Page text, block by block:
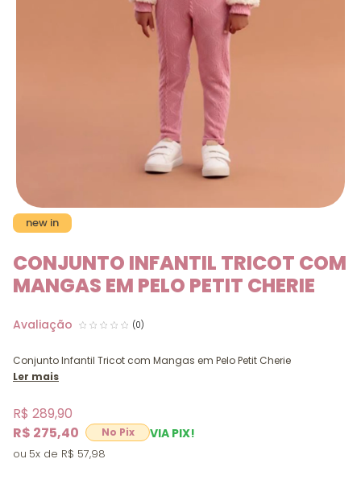
new in
CONJUNTO INFANTIL TRICOT COM
MANGAS EM PELO PETIT CHERIE
(0)
Conjunto Infantil Tricot com Mangas em Pelo Petit Cherie
Ler mais
R$ 275,40 VIA PIX!
R$ 289,90
5x R$ 57,98